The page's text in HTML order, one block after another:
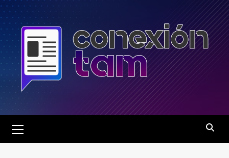
Saltar
al
contenido
principal